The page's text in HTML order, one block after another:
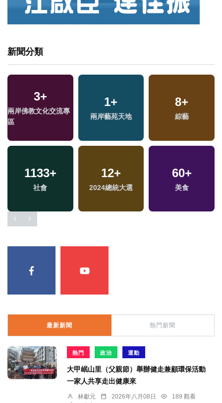
新聞分類
3+
兩岸佛教文化交流專
區
1+
兩岸藝苑天地
8+
綜藝
1133+
社會
12+
2024總統大選
60+
美食
最新新聞 熱門新聞
熱門 政治 運動
大甲岷山里（父親節）舉辦健走兼顧環保活動
一家人共享走出健康來
林獻元 2026年八月08日
189 觀看